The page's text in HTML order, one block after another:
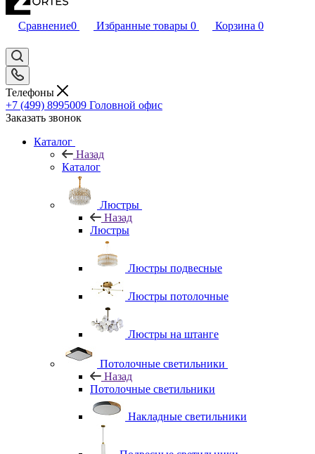
Сравнение0 Избранные товары 0 Корзина 0
Телефоны
+7 (499) 8995009 Головной офис
Заказать звонок
Каталог
Назад
Каталог
Люстры
Назад
Люстры
Люстры подвесные
Люстры потолочные
Люстры на штанге
Потолочные светильники
Назад
Потолочные светильники
Накладные светильники